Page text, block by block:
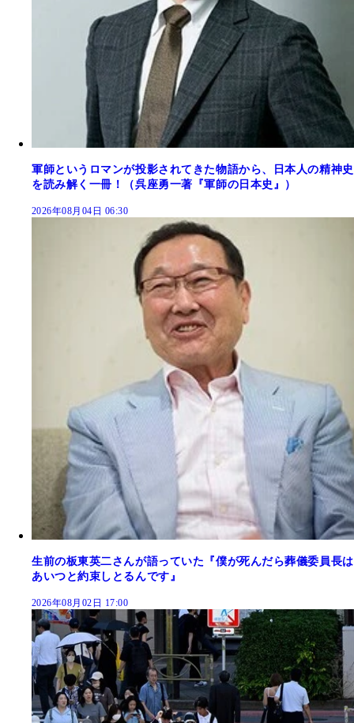
軍師というロマンが投影されてきた物語から、日本人の精神史
を読み解く一冊！（呉座勇一著『軍師の日本史』）
2026年08月04日 06:30
生前の板東英二さんが語っていた『僕が死んだら葬儀委員長は
あいつと約束しとるんです』
2026年08月02日 17:00